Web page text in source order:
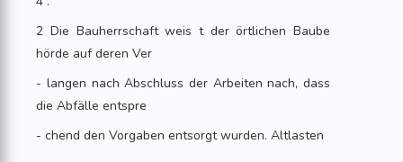
2 Die Bauherrschaft weis t der örtlichen Baube
hörde auf deren Ver
- langen nach Abschluss der Arbeiten nach, dass
die Abfälle entspre
- chend den Vorgaben entsorgt wurden. Altlasten